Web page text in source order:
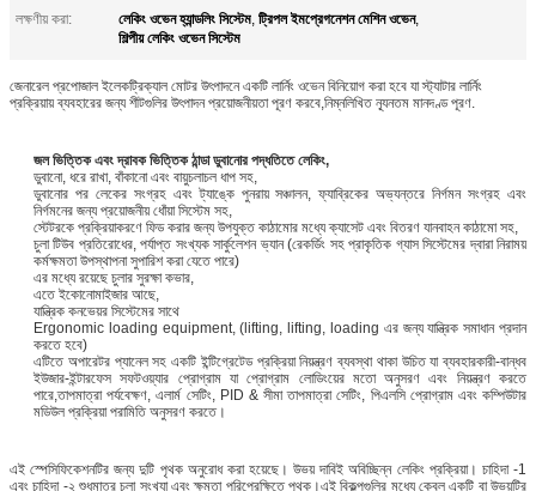
লক্ষণীয় করা:
লেকিং ওভেন হ্যান্ডলিং সিস্টেম, ট্রিপল ইমপ্রেগনেশন মেশিন ওভেন,
শিল্পীয় লেকিং ওভেন সিস্টেম
জেনারেল প্রপোজাল ইলেকট্রিক্যাল মোটর উৎপাদনে একটি লার্নিং ওভেন বিনিয়োগ করা হবে যা স্ট্যাটার লার্নিং
প্রক্রিয়ায় ব্যবহারের জন্য শীটগুলির উৎপাদন প্রয়োজনীয়তা পূরণ করবে,নিম্নলিখিত ন্যূনতম মানদণ্ড পূরণ.
জল ভিত্তিক এবং দ্রাবক ভিত্তিক ঠান্ডা ডুবানোর পদ্ধতিতে লেকিং,
ডুবানো, ধরে রাখা, বাঁকানো এবং বায়ুচলাচল ধাপ সহ,
ডুবানোর পর লেকের সংগ্রহ এবং ট্যাঙ্কে পুনরায় সঞ্চালন, ফ্যাব্রিকের অভ্যন্তরে নির্গমন সংগ্রহ এবং
নির্গমনের জন্য প্রয়োজনীয় ধোঁয়া সিস্টেম সহ,
স্টেটরকে প্রক্রিয়াকরণে ফিড করার জন্য উপযুক্ত কাঠামোর মধ্যে ক্যাসেট এবং বিতরণ যানবাহন কাঠামো সহ,
চুলা টিউব প্রতিরোধের, পর্যাপ্ত সংখ্যক সার্কুলেশন ভ্যান (রেকর্ডিং সহ প্রাকৃতিক গ্যাস সিস্টেমের দ্বারা নিরাময়
কর্মক্ষমতা উপস্থাপনা সুপারিশ করা যেতে পারে)
এর মধ্যে রয়েছে চুলার সুরক্ষা কভার,
এতে ইকোনোমাইজার আছে,
যান্ত্রিক কনভেয়র সিস্টেমের সাথে
Ergonomic loading equipment, (lifting, lifting, loading এর জন্য যান্ত্রিক সমাধান প্রদান
করতে হবে)
এটিতে অপারেটর প্যানেল সহ একটি ইন্টিগ্রেটেড প্রক্রিয়া নিয়ন্ত্রণ ব্যবস্থা থাকা উচিত যা ব্যবহারকারী-বান্ধব
ইউজার-ইন্টারফেস সফটওয়্যার প্রোগ্রাম যা প্রোগ্রাম লোডিংয়ের মতো অনুসরণ এবং নিয়ন্ত্রণ করতে
পারে,তাপমাত্রা পর্যবেক্ষণ, এলার্ম সেটিং, PID & সীমা তাপমাত্রা সেটিং, পিএলসি প্রোগ্রাম এবং কম্পিউটার
মডিউল প্রক্রিয়া পরামিতি অনুসরণ করতে।
এই স্পেসিফিকেশনটির জন্য দুটি পৃথক অনুরোধ করা হয়েছে। উভয় দাবিই অবিচ্ছিন্ন লেকিং প্রক্রিয়া। চাহিদা -1
এবং চাহিদা -২ শুধুমাত্র চুলা সংখ্যা এবং ক্ষমতা পরিপ্রেক্ষিতে পৃথক।এই বিকল্পগুলির মধ্যে কেবল একটি বা উভয়টির